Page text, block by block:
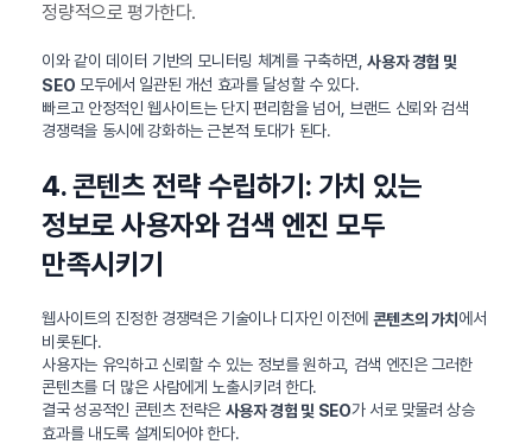
정량적으로 평가한다.
이와 같이 데이터 기반의 모니터링 체계를 구축하면,사용자 경험 및
SEO 모두에서 일관된 개선 효과를 달성할 수 있다.
빠르고 안정적인 웹사이트는 단지 편리함을 넘어, 브랜드 신뢰와 검색
경쟁력을 동시에 강화하는 근본적 토대가 된다.
4. 콘텐츠 전략 수립하기: 가치 있는
정보로 사용자와 검색 엔진 모두
만족시키기
웹사이트의 진정한 경쟁력은 기술이나 디자인 이전에 콘텐츠의 가치 에서
비롯된다.
사용자는 유익하고 신뢰할 수 있는 정보를 원하고, 검색 엔진은 그러한
콘텐츠를 더 많은 사람에게 노출시키려 한다.
결국 성공적인 콘텐츠 전략은 사용자 경험 및 SEO가 서로 맞물려 상승
효과를 내도록 설계되어야 한다.